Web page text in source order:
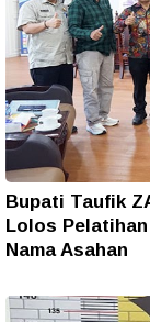
Bupati Taufik
Lolos
Nama Asahan